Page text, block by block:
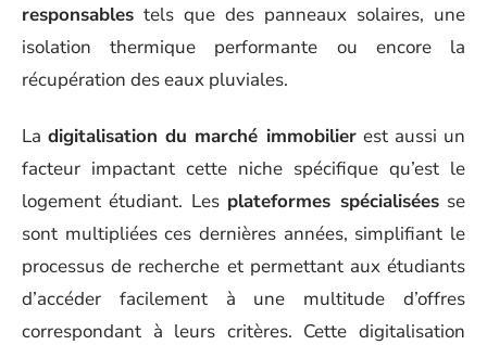
responsables tels que des panneaux solaires, une
isolation thermique performante ou encore la
récupération des eaux pluviales.
Ladigitalisation du marché immobilierest aussi un
facteur impactant cette niche spécifique qu’est le
logement étudiant. Les plateformes spécialiséesse
sont multipliées ces dernières années, simplifiant le
processus de recherche et permettant aux étudiants
d’accéder facilement à une multitude d’offres
correspondant à leurs critères. Cette digitalisation